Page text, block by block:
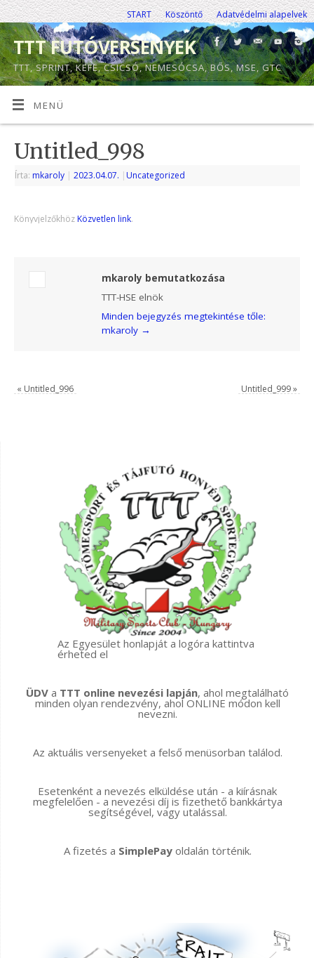
START Köszöntő Adatvédelmi alapelvek
TTT FUTÓVERSENYEK
TTT, SPRINT, KEFE, CSICSÓ, NEMESÓCSA, BŐS, MSE, GTC
MENÜ
Untitled_998
Írta: mkaroly | 2023.04.07. | Uncategorized
Könyvjelzőkhöz Közvetlen link.
mkaroly bemutatkozása
TTT-HSE elnök
Minden bejegyzés megtekintése tőle:
mkaroly →
« Untitled_996 Untitled_999»
Az Egyesület honlapját a logóra kattintva
érheted el
ÜDV a TTT online nevezési lapján, ahol megtalálható
minden olyan rendezvény, ahol ONLINE módon kell
nevezni.
Az aktuális versenyeket a felső menüsorban találod.
Esetenként a nevezés elküldése után - a kiírásnak
megfelelően - a nevezési díj is fizethető bankkártya
segítségével, vagy utalással.
A fizetés a SimplePayoldalán történik.